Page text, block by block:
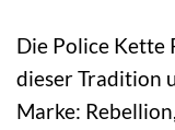
Die Police Kette
dieser Tradition
Marke: